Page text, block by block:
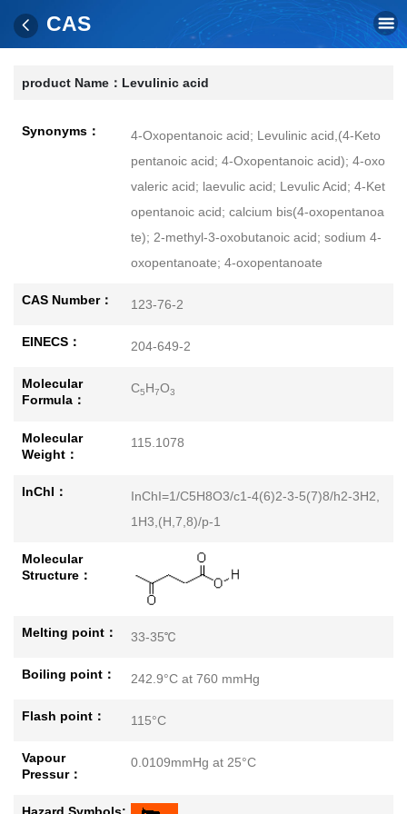
CAS
product Name： Levulinic acid
Synonyms：
4-Oxopentanoic acid; Levulinic acid,(4-Keto
pentanoic acid; 4-Oxopentanoic acid); 4-oxo
valeric acid; laevulic acid; Levulic Acid; 4-Ket
opentanoic acid; calcium bis(4-oxopentanoa
te); 2-methyl-3-oxobutanoic acid; sodium 4-
oxopentanoate; 4-oxopentanoate
CAS Number： 123-76-2
EINECS： 204-649-2
Molecular
Formula：
C5H7O3
Molecular
Weight：
115.1078
InChI：
InChI=1/C5H8O3/c1-4(6)2-3-5(7)8/h2-3H2,
1H3,(H,7,8)/p-1
Molecular
Structure：
Melting point： 33-35℃
Boiling point： 242.9°C at 760 mmHg
Flash point： 115°C
Vapour
Pressur：
0.0109mmHg at 25°C